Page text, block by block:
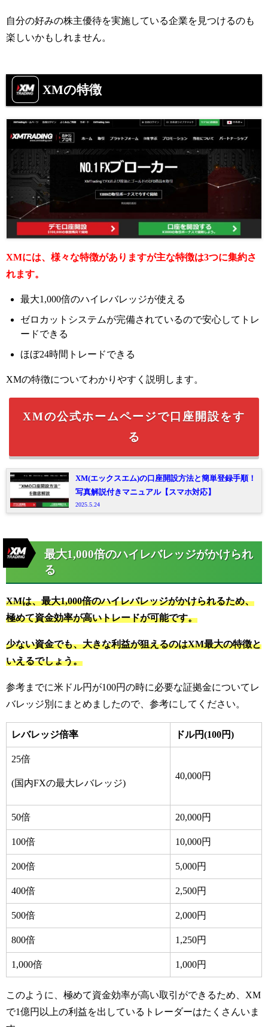
自分の好みの株主優待を実施している企業を見つけるのも
楽しいかもしれません。
XMの特徴
XMには、様々な特徴がありますが主な特徴は3つに集約さ
れます。
最大1,000倍のハイレバレッジが使える
ゼロカットシステムが完備されているので安心してトレ
ードできる
ほぼ24時間トレードできる
XMの特徴についてわかりやすく説明します。
XMの公式ホームページで口座開設をす
る
XM(エックスエム)の口座開設方法と簡単登録手順！
写真解説付きマニュアル【スマホ対応】
2025.5.24
最大1,000倍のハイレバレッジがかけられ
る
XMは、最大1,000倍のハイレバレッジがかけられるため、
極めて資金効率が高いトレードが可能です。
少ない資金でも、大きな利益が狙えるのはXM最大の特徴と
いえるでしょう。
参考までに米ドル円が100円の時に必要な証拠金についてレ
バレッジ別にまとめましたので、参考にしてください。
レバレッジ倍率 ドル円(100円)
25倍
(国内FXの最大レバレッジ)
40,000円
50倍 20,000円
100倍 10,000円
200倍 5,000円
400倍 2,500円
500倍 2,000円
800倍 1,250円
1,000倍 1,000円
このように、極めて資金効率が高い取引ができるため、XM
で1億円以上の利益を出しているトレーダーはたくさんいま